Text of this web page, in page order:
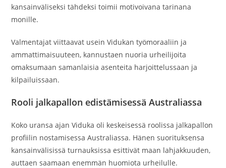
kansainväliseksi tähdeksi toimii motivoivana tarinana
monille.
Valmentajat viittaavat usein Vidukan työmoraaliin ja
ammattimaisuuteen, kannustaen nuoria urheilijoita
omaksumaan samanlaisia asenteita harjoittelussaan ja
kilpailuissaan.
Rooli jalkapallon edistämisessä Australiassa
Koko uransa ajan Viduka oli keskeisessä roolissa jalkapallon
profiilin nostamisessa Australiassa. Hänen suorituksensa
kansainvälisissä turnauksissa esittivät maan lahjakkuuden,
auttaen saamaan enemmän huomiota urheilulle.